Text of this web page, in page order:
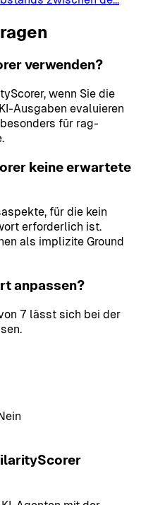
verwenden?
wenn Sie die
Ausgaben evaluieren
für rag-
keine erwartete
für die kein
erforderlich ist.
als implizite Ground
anpassen?
7 lässt sich bei der